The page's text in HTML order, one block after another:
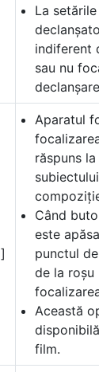
La
indiferent
sau nu
]
Aparatul
răspuns
Când
este
punctul
de la roșu
Această
film.